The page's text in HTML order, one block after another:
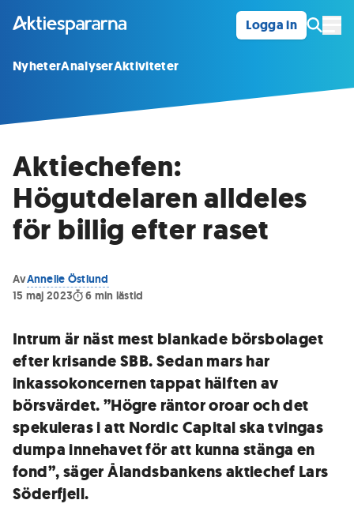
Logga in
NyheterAnalyserAktiviteter
Aktiechefen:
Högutdelaren alldeles
för billig efter raset
AvAnnelie Östlund
15 maj 2023
6 min lästid
Intrum är näst mest blankade börsbolaget
efter krisande SBB. Sedan mars har
inkassokoncernen tappat hälften av
börsvärdet. ”Högre räntor oroar och det
spekuleras i att Nordic Capital ska tvingas
dumpa innehavet för att kunna stänga en
fond”, säger Ålandsbankens aktiechef Lars
Söderfjell.